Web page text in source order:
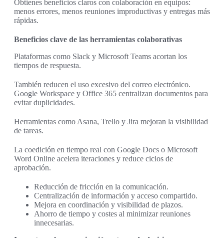
Obtienes beneficios claros con colaboración en equipos:
menos errores, menos reuniones improductivas y entregas más
rápidas.
Beneficios clave de las herramientas colaborativas
Plataformas como Slack y Microsoft Teams acortan los
tiempos de respuesta.
También reducen el uso excesivo del correo electrónico.
Google Workspace y Office 365 centralizan documentos para
evitar duplicidades.
Herramientas como Asana, Trello y Jira mejoran la visibilidad
de tareas.
La coedición en tiempo real con Google Docs o Microsoft
Word Online acelera iteraciones y reduce ciclos de
aprobación.
Reducción de fricción en la comunicación.
Centralización de información y acceso compartido.
Mejora en coordinación y visibilidad de plazos.
Ahorro de tiempo y costes al minimizar reuniones
innecesarias.